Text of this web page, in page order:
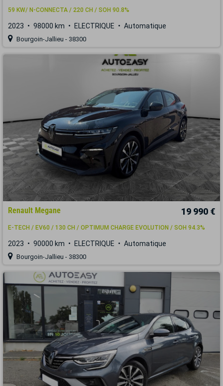
59 KW/ N-CONNECTA / 220 CH / SOH 90.8%
2023 98000 km ELECTRIQUE Automatique
Bourgoin-Jallieu - 38300
Renault Megane 19 990 €
E-TECH / EV60 / 130 CH / OPTIMUM CHARGE EVOLUTION / SOH 94.3%
2023 90000 km ELECTRIQUE Automatique
Bourgoin-Jallieu - 38300